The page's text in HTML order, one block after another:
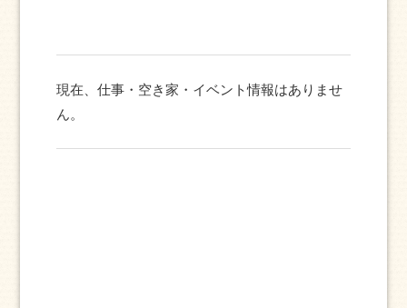
現在、仕事・空き家・イベント情報はありませ
ん。